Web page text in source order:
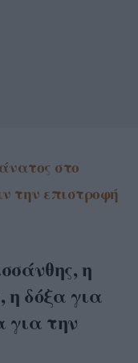
στο
την επιστροφή
η
η δόξα για
για την